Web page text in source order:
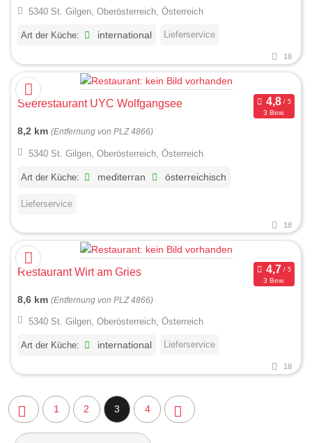
5340 St. Gilgen, Oberösterreich, Österreich
Art der Küche: international Lieferservice
18
Seerestaurant UYC Wolfgangsee
3 Bew.
8,2 km (Entfernung von PLZ 4866)
5340 St. Gilgen, Oberösterreich, Österreich
Art der Küche: mediterran österreichisch
Lieferservice
18
Restaurant Wirt am Gries
3 Bew.
8,6 km (Entfernung von PLZ 4866)
5340 St. Gilgen, Oberösterreich, Österreich
Art der Küche: international Lieferservice
18
1 2 3 4